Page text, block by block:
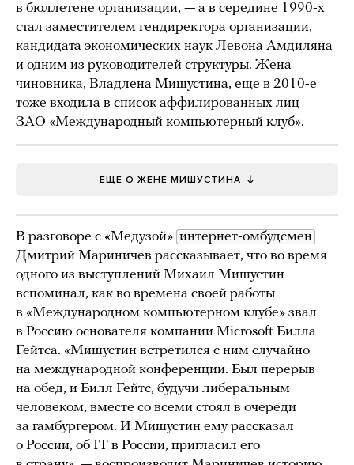
в бюллетене организации, — а в середине 1990-х
стал заместителем гендиректора организации,
кандидата экономических наук Левона Амдиляна
и одним из руководителей структуры. Жена
чиновника, Владлена Мишустина, еще в 2010-е
тоже входила в список аффилированных лиц
ЗАО «Международный компьютерный клуб».
ЕЩЕ О ЖЕНЕ МИШУСТИНА
В разговоре с «Медузой» интернет-омбудсмен
Дмитрий Мариничев рассказывает, что во время
одного из выступлений Михаил Мишустин
вспоминал, как во времена своей работы
в «Международном компьютерном клубе» звал
в Россию основателя компании Microsoft Билла
Гейтса. «Мишустин встретился с ним случайно
на международной конференции. Был перерыв
на обед, и Билл Гейтс, будучи либеральным
человеком, вместе со всеми стоял в очереди
за гамбургером. И Мишустин ему рассказал
о России, об IT в России, пригласил его